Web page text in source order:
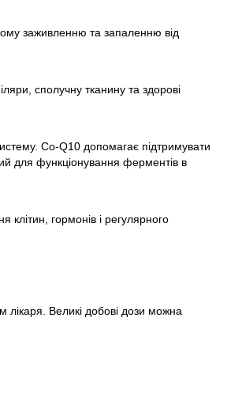
заживленню та запаленню від
сполучну тканину та здорові
Co-Q10 допомагає підтримувати
для функціонування ферментів в
клітин, гормонів і регулярного
Великі добові дози можна